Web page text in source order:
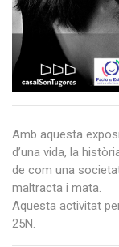
Amb aquesta
d’una vida, la
de com una
maltracta i mata.
Aquesta activitat
25N.